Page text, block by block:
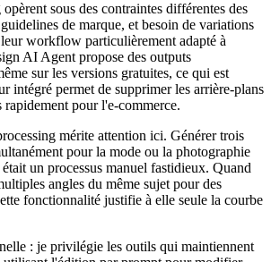
sous des contraintes différentes des
de marque, et besoin de variations
workflow particulièrement adapté à
AI Agent propose des outputs
sur les versions gratuites, ce qui est
intégré permet de supprimer les arrière-plans
rapidement pour l'e-commerce.
mérite attention ici. Générer trois
pour la mode ou la photographie
un processus manuel fastidieux. Quand
angles du même sujet pour des
fonctionnalité justifie à elle seule la courbe
: je privilégie les outils qui maintiennent